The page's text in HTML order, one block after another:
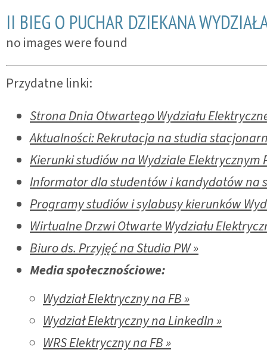
II BIEG O PUCHAR DZIEKANA
no images were found
Przydatne linki:
Strona Dnia Otwartego Wydziału
Aktualności: Rekrutacja na studia
Kierunki studiów na Wydziale Elektrycznym
Informator dla studentów i kandydatów na
Programy studiów i sylabusy kierunków
Wirtualne Drzwi Otwarte Wydziału
Biuro ds. Przyjęć na Studia PW »
Media społecznościowe:
Wydział Elektryczny na FB »
Wydział Elektryczny na LinkedIn »
WRS Elektryczny na FB »